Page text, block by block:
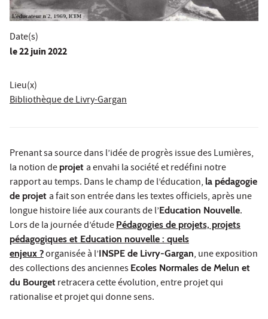
Date(s)
le22 juin 2022
Lieu(x)
Bibliothèque de Livry-Gargan
Prenant sa source dans l’idée de progrès issue des Lumières,
la notion de projet a envahi la société et redéfini notre
rapport au temps. Dans le champ de l’éducation, la pédagogie
de projet a fait son entrée dans les textes officiels, après une
longue histoire liée aux courants de l’Education Nouvelle.
Lors de la journée d’étude Pédagogies de projets, projets
pédagogiques et Education nouvelle : quels
enjeux ?organisée à l’INSPE de Livry-Gargan, une exposition
des collections des anciennes Ecoles Normales de Melun et
du Bourget retracera cette évolution, entre projet qui
rationalise et projet qui donne sens.